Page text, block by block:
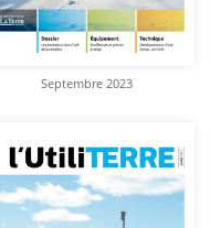
Septembre 2023